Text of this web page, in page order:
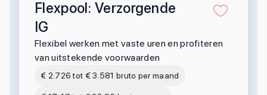
Flexpool: Verzorgende
IG
Flexibel werken met vaste uren en profiteren
van uitstekende voorwaarden
€ 2.726 tot € 3.581 bruto per maand